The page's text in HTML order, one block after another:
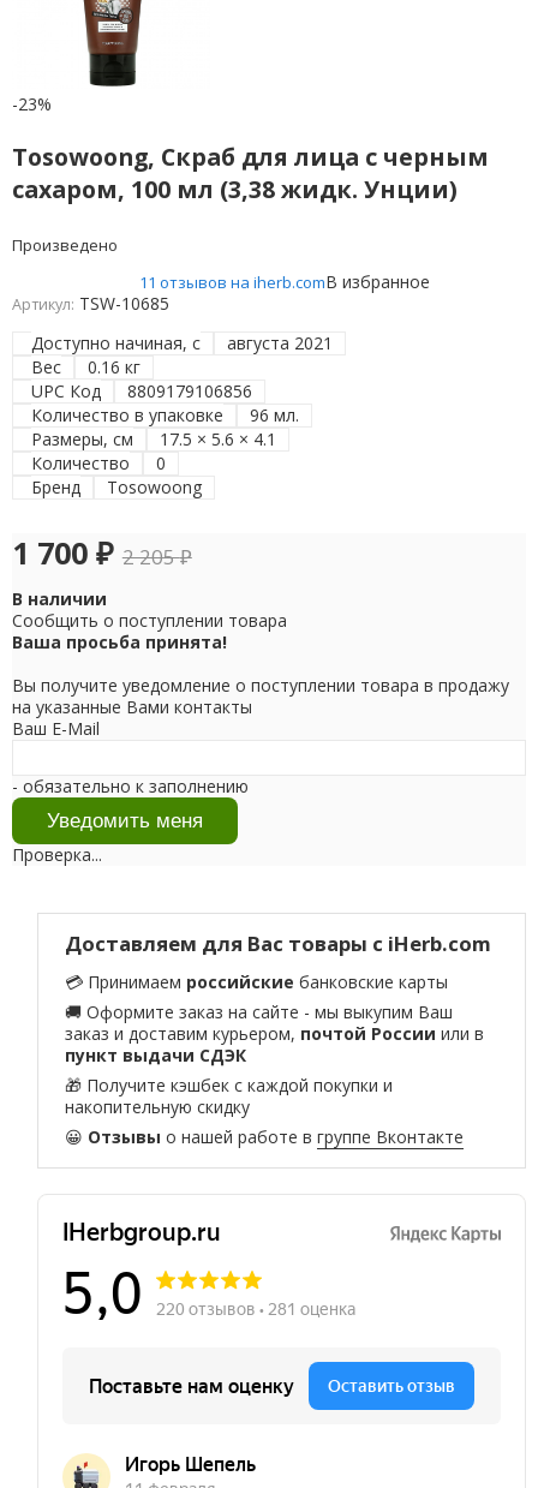
-23%
Tosowoong, Скраб для лица с черным
сахаром, 100 мл (3,38 жидк. Унции)
Произведено
11 отзывов на iherb.comВ избранное
Артикул: TSW-10685
Доступно начиная, с
августа 2021
Вес
0.16 кг
UPC Код
8809179106856
Количество в упаковке
96 мл.
Размеры, см
17.5 × 5.6 × 4.1
Количество
0
Бренд
Tosowoong
1 700 ₽ 2 205₽
В наличии
Сообщить о поступлении товара
Ваша просьба принята!
Вы получите уведомление о поступлении товара в продажу
на указанные Вами контакты
Ваш E-Mail
- обязательно к заполнению
Проверка...
Доставляем для Вас товары с iHerb.com
💳 Принимаем российские банковские карты
🚚 Оформите заказ на сайте - мы выкупим Ваш
заказ и доставим курьером, почтой России или в
пункт выдачи СДЭК
🎁 Получите кэшбек с каждой покупки и
накопительную скидку
😀 Отзывы о нашей работе вгруппе Вконтакте